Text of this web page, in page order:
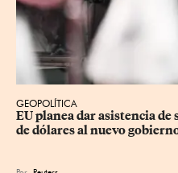
GEOPOLÍTICA
EU planea dar asistencia
de dólares al nuevo